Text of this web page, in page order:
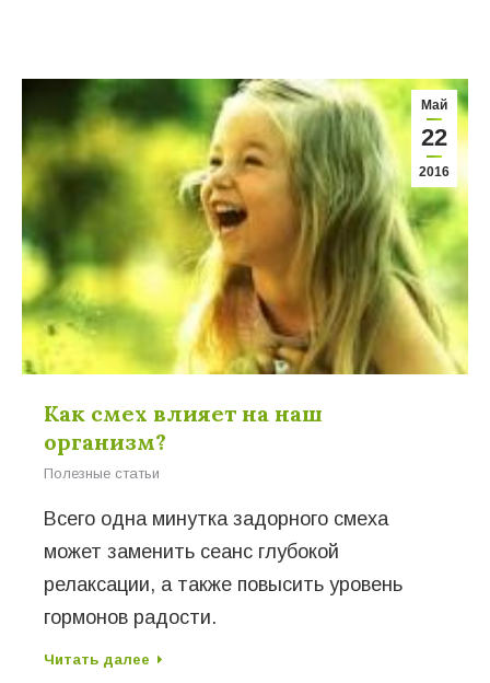
Май
22
2016
Как смех влияет на наш
организм?
Полезные статьи
Всего одна минутка задорного смеха
может заменить сеанс глубокой
релаксации, а также повысить уровень
гормонов радости.
Читать далее